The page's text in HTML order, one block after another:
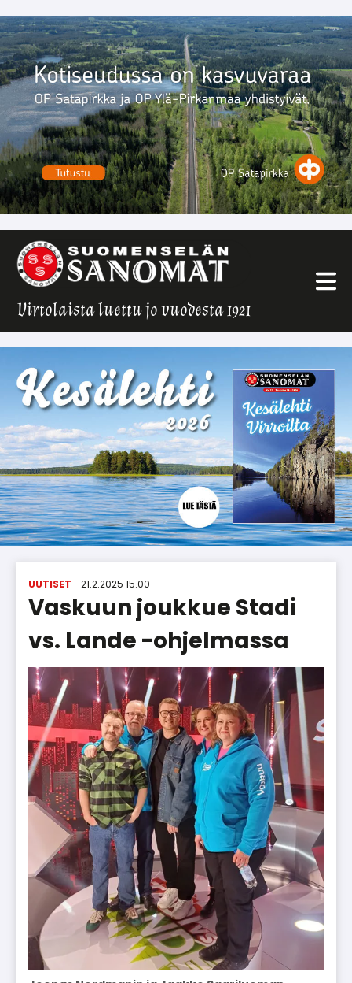
Virtolaista luettu jo vuodesta 1921
UUTISET 21.2.2025 15.00
Vaskuun joukkue Stadi
vs. Lande -ohjelmassa